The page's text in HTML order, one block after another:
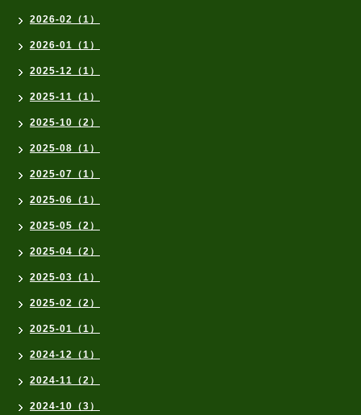
2026-02（1）
2026-01（1）
2025-12（1）
2025-11（1）
2025-10（2）
2025-08（1）
2025-07（1）
2025-06（1）
2025-05（2）
2025-04（2）
2025-03（1）
2025-02（2）
2025-01（1）
2024-12（1）
2024-11（2）
2024-10（3）